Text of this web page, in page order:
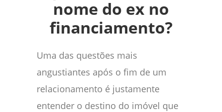
nome do ex no
financiamento?
Uma das questões mais
angustiantes após o fim de um
relacionamento é justamente
entender o destino do imóvel que